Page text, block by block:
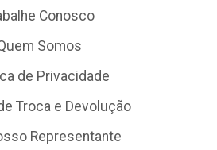
Conosco
Somos
de Privacidade
Troca e Devolução
Representante